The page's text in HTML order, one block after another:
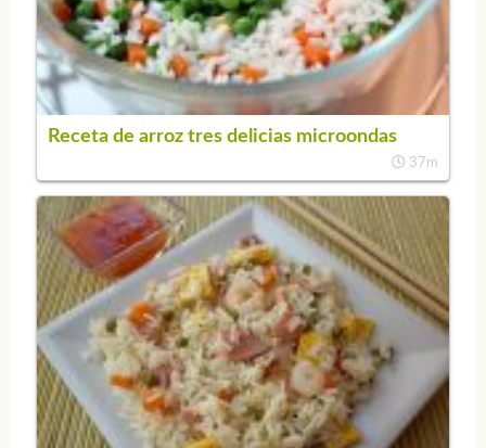
Receta de arroz tres delicias microondas
37m